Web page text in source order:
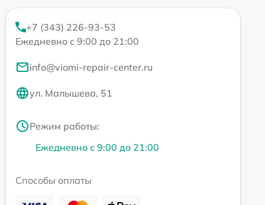
+7 (343) 226-93-53
Ежедневно с 9:00 до 21:00
info@viomi-repair-center.ru
ул. Малышева, 51
Режим работы:
Ежедневно с 9:00 до 21:00
Способы оплаты